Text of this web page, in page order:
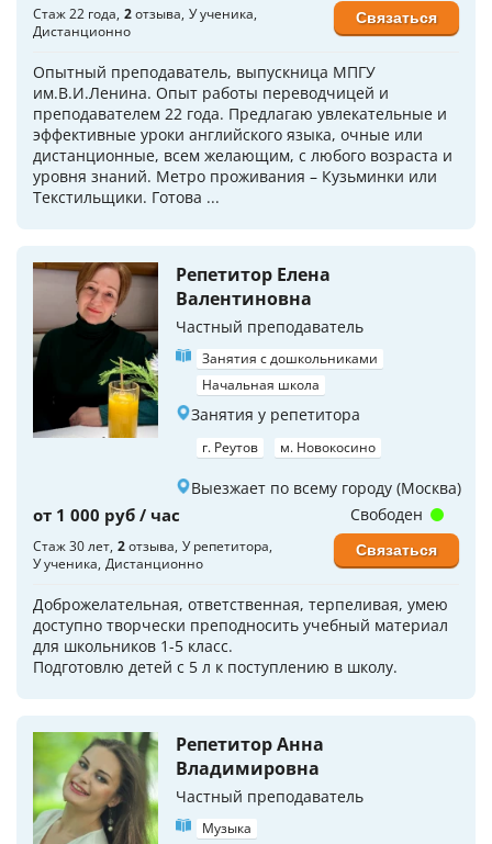
Стаж 22 года 2отзыва У ученика
Дистанционно
Опытный преподаватель, выпускница МПГУ
им.В.И.Ленина. Опыт работы переводчицей и
преподавателем 22 года. Предлагаю увлекательные и
эффективные уроки английского языка, очные или
дистанционные, всем желающим, с любого возраста и
уровня знаний. Метро проживания – Кузьминки или
Текстильщики. Готова ...
Связаться
Репетитор Елена
Валентиновна
Частный преподаватель
Занятия с дошкольниками
Начальная школа
Занятия у репетитора
г. Реутов м. Новокосино
Выезжает по всему городу (Москва)
от 1 000 руб / час
Стаж 30 лет 2отзыва У репетитора
У ученика Дистанционно
Доброжелательная, ответственная, терпеливая, умею
доступно творчески преподносить учебный материал
для школьников 1-5 класс.
Подготовлю детей с 5 л к поступлению в школу.
Свободен
Связаться
Репетитор Анна
Владимировна
Частный преподаватель
Музыка